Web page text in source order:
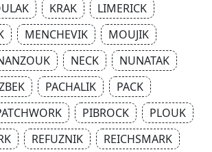
KRAK
LIMERICK
MENCHEVIK
MOUJIK
NECK
NUNATAK
PACHALIK
PACK
PIBROCK
PLOUK
REFUZNIK
REICHSMARK